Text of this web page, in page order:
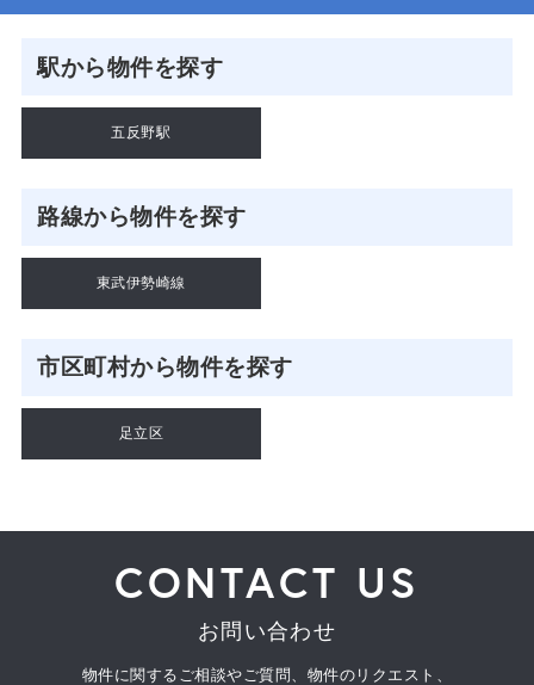
駅から物件を探す
五反野駅
路線から物件を探す
東武伊勢崎線
市区町村から物件を探す
足立区
CONTACT US
お問い合わせ
物件に関するご相談やご質問、物件のリクエスト、